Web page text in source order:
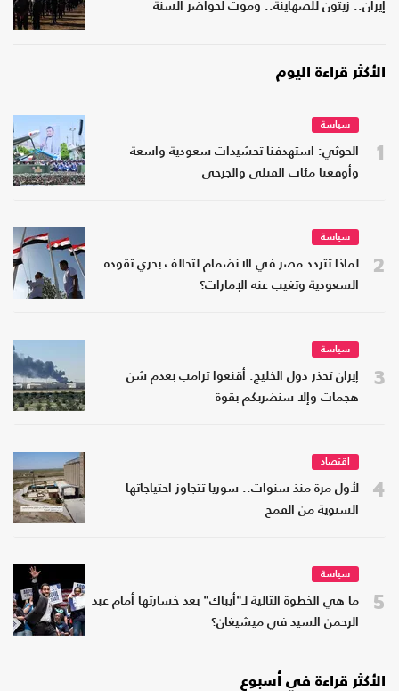
إيران.. زيتون للصهاينة.. وموت لحواضر السنة
الأكثر قراءة اليوم
1
سياسة
الحوثي: استهدفنا تحشيدات سعودية واسعة
وأوقعنا مئات القتلى والجرحى
2
سياسة
لماذا تتردد مصر في الانضمام لتحالف بحري تقوده
السعودية وتغيب عنه الإمارات؟
3
سياسة
إيران تحذر دول الخليج: أقنعوا ترامب بعدم شن
هجمات وإلا سنضربكم بقوة
4
اقتصاد
لأول مرة منذ سنوات.. سوريا تتجاوز احتياجاتها
السنوية من القمح
5
سياسة
ما هي الخطوة التالية لـ"أيباك" بعد خسارتها أمام عبد
الرحمن السيد في ميشيغان؟
الأكثر قراءة في أسبوع